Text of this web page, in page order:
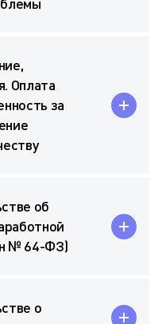
Оплата
за
об
№ 64-ФЗ)
о